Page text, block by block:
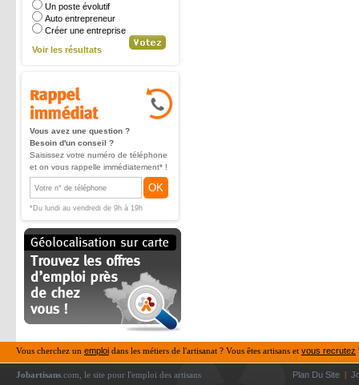
Un poste évolutif
Auto entrepreneur
Créer une entreprise
Voir les résultats
Vous avez une question ?
Besoin d'un conseil ?
Saisissez votre numéro de téléphone
et on vous rappelle immédiatement* !
OK
*Du lundi au vendredi de 9h à 19h
Vous cherchez un emploi dans les métiers de l'artisanat ? Vous êtes artisans et vous recrutez
Jobartisans .com, le site pour l'emploi des artisans Plan Du Site |